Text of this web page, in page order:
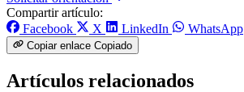
Compartir artículo:
Facebook
X LinkedIn WhatsApp
Copiar enlace Copiado
Artículos relacionados